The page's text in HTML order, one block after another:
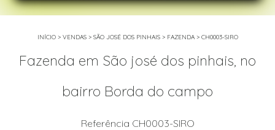
INÍCIO> VENDAS> SÃO JOSÉ DOS PINHAIS> FAZENDA> CH0003-SIRO
Fazenda em São josé dos pinhais, no
bairro Borda do campo
Referência CH0003-SIRO